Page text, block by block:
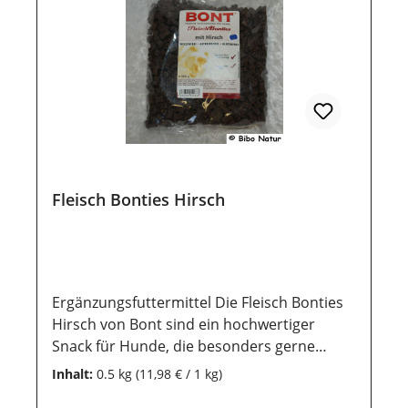
Zusatzstoffe:Konservierungsstoffe
Lagerung:Damit unsere Produkte auch nach
dem Kauf noch lange haltbar bleiben, ist
eine trockene und luftdichte Aufbewahrung
wichtig. Ebenso sollten sie vor direkter
Sonneneinstrahlung geschützt werden,
Fleisch Bonties Hirsch
Ergänzungsfuttermittel Die Fleisch Bonties
Hirsch von Bont sind ein hochwertiger
Snack für Hunde, die besonders gerne
Wildfleisch genießen. Diese Leckerlis
Inhalt: 0.5 kg (11,98 € / 1 kg)